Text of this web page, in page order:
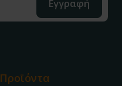
Προϊόντα